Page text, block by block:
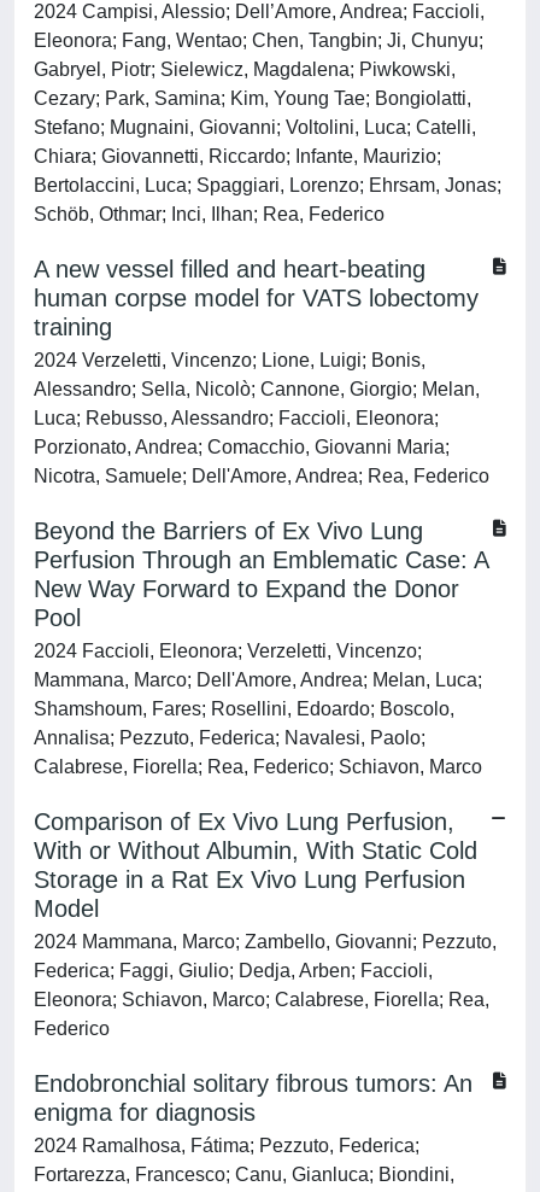
2024 Campisi, Alessio; Dell’Amore, Andrea; Faccioli,
Eleonora; Fang, Wentao; Chen, Tangbin; Ji, Chunyu;
Gabryel, Piotr; Sielewicz, Magdalena; Piwkowski,
Cezary; Park, Samina; Kim, Young Tae; Bongiolatti,
Stefano; Mugnaini, Giovanni; Voltolini, Luca; Catelli,
Chiara; Giovannetti, Riccardo; Infante, Maurizio;
Bertolaccini, Luca; Spaggiari, Lorenzo; Ehrsam, Jonas;
Schöb, Othmar; Inci, Ilhan; Rea, Federico
A new vessel filled and heart-beating
human corpse model for VATS lobectomy
training
2024 Verzeletti, Vincenzo; Lione, Luigi; Bonis,
Alessandro; Sella, Nicolò; Cannone, Giorgio; Melan,
Luca; Rebusso, Alessandro; Faccioli, Eleonora;
Porzionato, Andrea; Comacchio, Giovanni Maria;
Nicotra, Samuele; Dell'Amore, Andrea; Rea, Federico
Beyond the Barriers of Ex Vivo Lung
Perfusion Through an Emblematic Case: A
New Way Forward to Expand the Donor
Pool
2024 Faccioli, Eleonora; Verzeletti, Vincenzo;
Mammana, Marco; Dell'Amore, Andrea; Melan, Luca;
Shamshoum, Fares; Rosellini, Edoardo; Boscolo,
Annalisa; Pezzuto, Federica; Navalesi, Paolo;
Calabrese, Fiorella; Rea, Federico; Schiavon, Marco
Comparison of Ex Vivo Lung Perfusion,
With or Without Albumin, With Static Cold
Storage in a Rat Ex Vivo Lung Perfusion
Model
2024 Mammana, Marco; Zambello, Giovanni; Pezzuto,
Federica; Faggi, Giulio; Dedja, Arben; Faccioli,
Eleonora; Schiavon, Marco; Calabrese, Fiorella; Rea,
Federico
Endobronchial solitary fibrous tumors: An
enigma for diagnosis
2024 Ramalhosa, Fátima; Pezzuto, Federica;
Fortarezza, Francesco; Canu, Gianluca; Biondini,